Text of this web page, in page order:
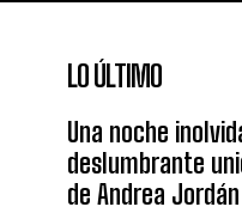
LO ÚLTIMO
Una noche
deslumbrante
de Andrea